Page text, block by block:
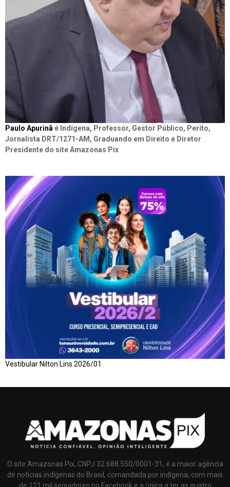
Paulo Apurinã é Indígena, Professor, Gestor Público, Perito,
Jornalista DRT/1271-AM, Graduando em Direito e Diretor
Presidente do site Amazonas Pix
Vestibular Nilton Lins 2026/01
O site Amazonas Pix, CNPJ 32.688.550/0001-31, é a maior agência
de notícias indígenas do Brasil, comandada por indígena, com mais
de 121 mil seguidores no Facebook e a única a ter as quatro